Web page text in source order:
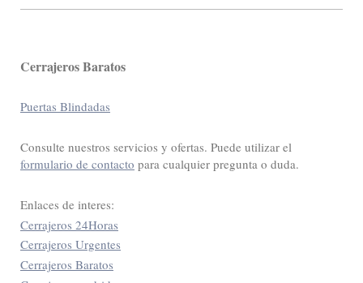
Cerrajeros Baratos
Puertas Blindadas
Consulte nuestros servicios y ofertas. Puede utilizar el
formulario de contacto para cualquier pregunta o duda.
Enlaces de interes:
Cerrajeros 24Horas
Cerrajeros Urgentes
Cerrajeros Baratos